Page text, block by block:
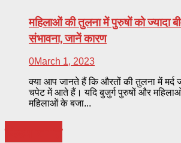
महिलाओं की तुलना में पुरुषों को ज्यादा
संभावना, जानें कारण
0March 1, 2023
क्या आप जानते हैं कि औरतों की तुलना में मर्द
चपेट में आते हैं। यदि बुजुर्ग पुरुषों और
महिलाओं के बजा...